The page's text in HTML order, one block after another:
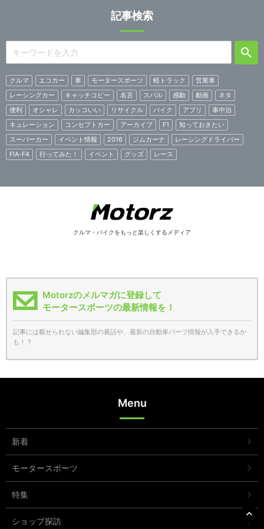
記事検索
クルマ エコカー 車 モータースポーツ 軽トラック
営業車
レーシングカー
キャッチコピー 名言 スバル 感動 動画
ネタ
便利
オシャレ カッコいい リサイクル バイク アプリ
車中泊
キュレーション
コンセプトカー アーカイブ F1
知っておきたい
スーパーカー
イベント情報 2016 ジムカーナ
レーシングドライバー
FIA-F4
行ってみた！ イベント グッズ レース
クルマ・バイクをもっと楽しくするメディア
Motorzのメルマガに登録して
モータースポーツの最新情報を！
記事には載せられない編集部の裏話や、最新の自動車パーツ情報が入手できるか
も！？
Menu
新着
モータースポーツ
特集
ショップ探訪